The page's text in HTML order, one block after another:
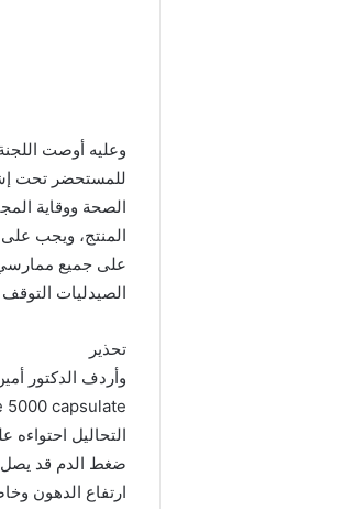
وعليه أوصت
للمستحضر تحت
الصحة ووقاية
المنتج، ويجب
على جميع ممارسي
الصيدليات
تحذير
ضغط الدم قد يصل
ارتفاع الدهون